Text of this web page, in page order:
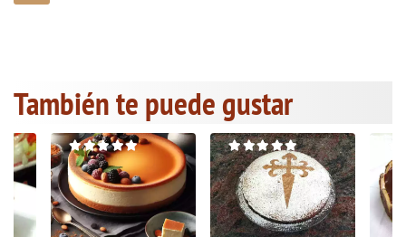
También te puede gustar